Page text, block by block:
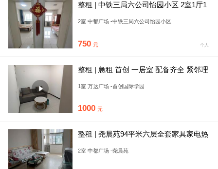
整租 | 中铁三局六公司怡园小区 2室1厅1
2室 中都广场 -中铁三局六公司怡园小区
750 元 个人
整租 | 急租 首创 一居室 配备齐全 紧邻理
1室 万达广场 -首创国际学园
1000 元
整租 | 尧晨苑94平米六层全套家具家电热
2室 中都广场 -尧晨苑